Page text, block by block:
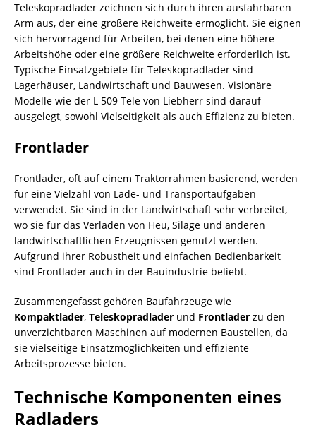
Teleskopradlader zeichnen sich durch ihren ausfahrbaren
Arm aus, der eine größere Reichweite ermöglicht. Sie eignen
sich hervorragend für Arbeiten, bei denen eine höhere
Arbeitshöhe oder eine größere Reichweite erforderlich ist.
Typische Einsatzgebiete für Teleskopradlader sind
Lagerhäuser, Landwirtschaft und Bauwesen. Visionäre
Modelle wie der L 509 Tele von Liebherr sind darauf
ausgelegt, sowohl Vielseitigkeit als auch Effizienz zu bieten.
Frontlader
Frontlader, oft auf einem Traktorrahmen basierend, werden
für eine Vielzahl von Lade- und Transportaufgaben
verwendet. Sie sind in der Landwirtschaft sehr verbreitet,
wo sie für das Verladen von Heu, Silage und anderen
landwirtschaftlichen Erzeugnissen genutzt werden.
Aufgrund ihrer Robustheit und einfachen Bedienbarkeit
sind Frontlader auch in der Bauindustrie beliebt.
Zusammengefasst gehören Baufahrzeuge wie
Kompaktlader, Teleskopradlader und Frontlader zu den
unverzichtbaren Maschinen auf modernen Baustellen, da
sie vielseitige Einsatzmöglichkeiten und effiziente
Arbeitsprozesse bieten.
Technische Komponenten eines
Radladers